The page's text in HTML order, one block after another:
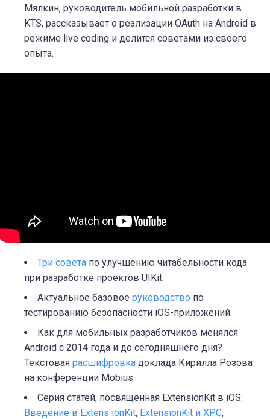
Мялкин, руководитель мобильной разработки в
KTS, рассказывает о реализации OAuth на Android в
режиме live coding и делится советами из своего
опыта.
Три совета по улучшению читабельности кода
при разработке проектов UIKit.
Актуальное базовое руководство по
тестированию безопасности iOS-приложений.
Как для мобильных разработчиков менялся
Android с 2014 года и до сегодняшнего дня?
Текстовая расшифровка доклада Кирилла Розова
на конференции Mobius.
Серия статей, посвящённая ExtensionKit в iOS:
Введение в Extens ionKit, ExtensionKit и XPC,